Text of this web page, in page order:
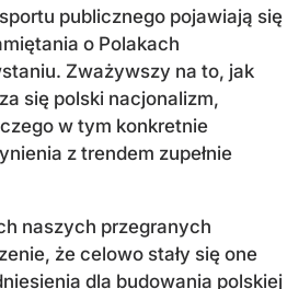
publicznego pojawiają się
o Polakach
Zważywszy na to, jak
się polski nacjonalizm,
w tym konkretnie
z trendem zupełnie
naszych przegranych
że celowo stały się one
dla budowania polskiej